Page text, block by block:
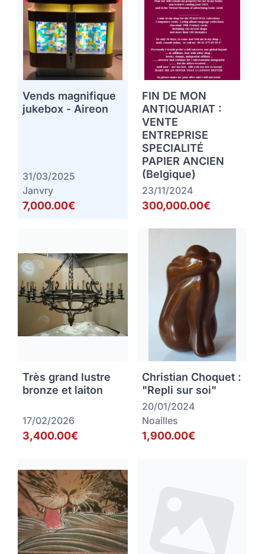
Vends magnifique
jukebox - Aireon
31/03/2025
Janvry
7,000.00€
FIN DE MON
ANTIQUARIAT :
VENTE
ENTREPRISE
SPECIALITÉ
PAPIER ANCIEN
(Belgique)
23/11/2024
300,000.00€
Très grand lustre
bronze et laiton
17/02/2026
3,400.00€
Christian Choquet :
"Repli sur soi"
20/01/2024
Noailles
1,900.00€